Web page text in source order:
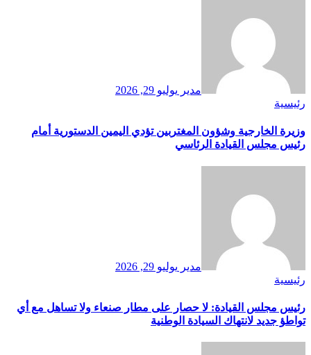
مدير يوليو 29, 2026
رئيسية
وزيرة الخارجية وشؤون المغتربين تؤدي اليمين الدستورية أمام
رئيس مجلس القيادة الرئاسي
مدير يوليو 29, 2026
رئيسية
رئيس مجلس القيادة: لا حصار على مطار صنعاء ولا تساهل مع أي
تواطؤ جديد لانتهاك السيادة الوطنية